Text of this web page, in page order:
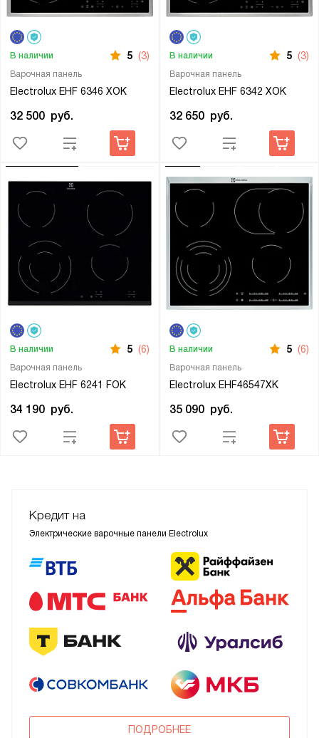
Варочная панель
Electrolux EHF 6346 XOK
В наличии 5 (3)
32 500 руб.
Варочная панель
Electrolux EHF 6342 XOK
В наличии 5 (3)
32 650 руб.
Варочная панель
Electrolux EHF 6241 FOK
В наличии 5 (6)
34 190 руб.
Варочная панель
Electrolux EHF46547XK
В наличии 5 (6)
35 090 руб.
Кредит на
Электрические варочные панели Electrolux
ПОДРОБНЕЕ